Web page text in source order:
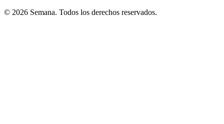
© 2026 Semana. Todos los derechos reservados.